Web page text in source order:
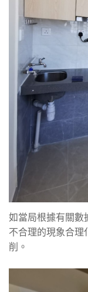
如當局根據有關數
不合理的現象合理
削。